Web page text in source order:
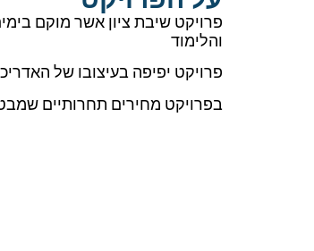
פרויקט שיבת ציון אשר מוקם
והלימוד
פרויקט יפיפה בעיצובו של
בפרויקט מחירים תחרותיים